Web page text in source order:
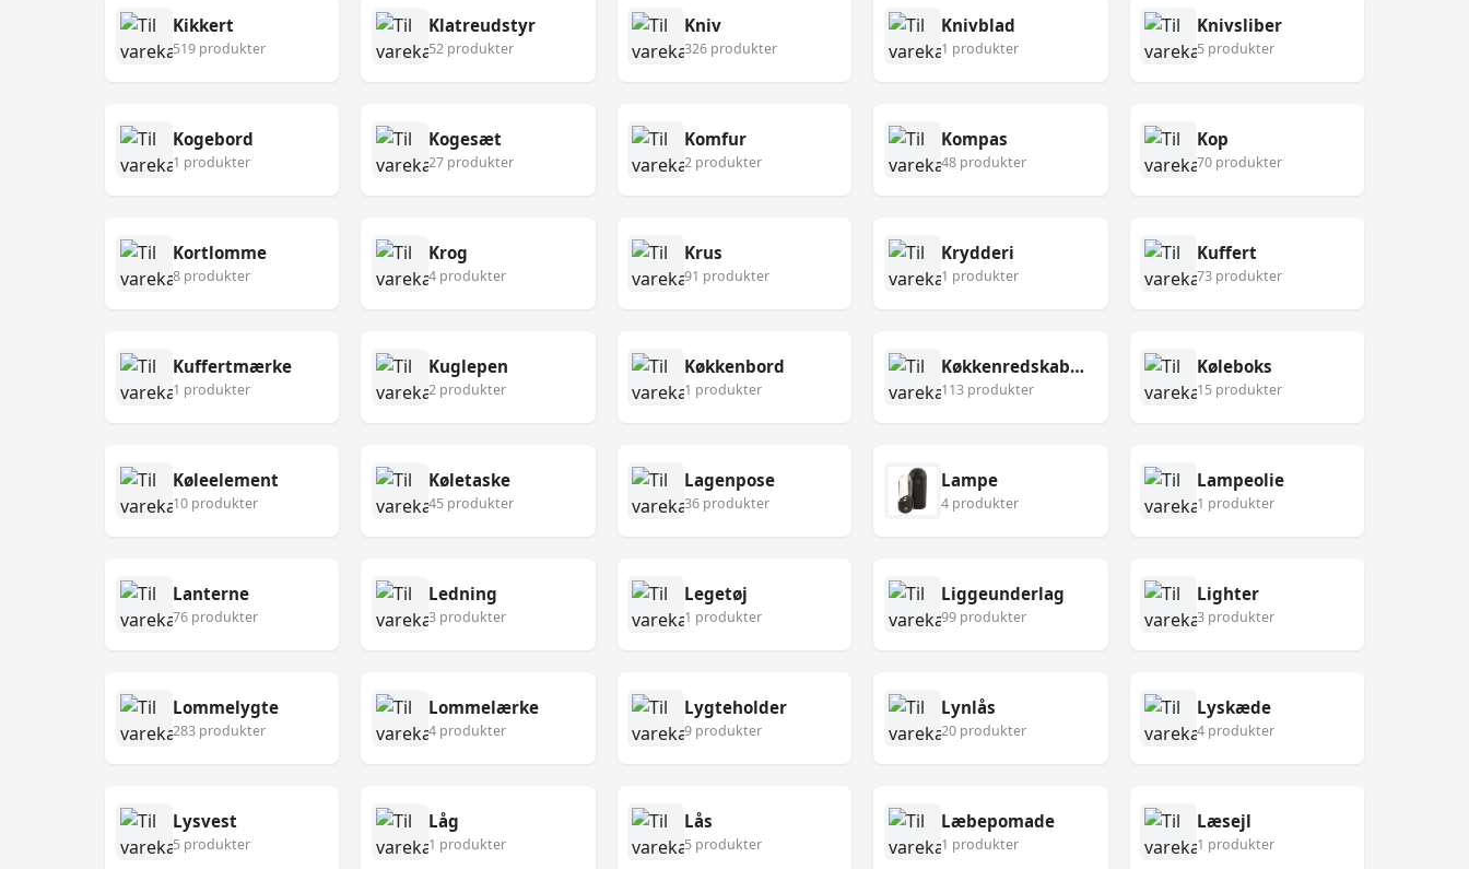
Kikkert
519 produkter
Klatreudstyr
52 produkter
Kniv
326 produkter
Knivblad
1 produkter
Knivsliber
5 produkter
Kogebord
1 produkter
Kogesæt
27 produkter
Komfur
2 produkter
Kompas
48 produkter
Kop
70 produkter
Kortlomme
8 produkter
Krog
4 produkter
Krus
91 produkter
Krydderi
1 produkter
Kuffert
73 produkter
Kuffertmærke
1 produkter
Kuglepen
2 produkter
Køkkenbord
1 produkter
Køkkenredskaber
113 produkter
Køleboks
15 produkter
Køleelement
10 produkter
Køletaske
45 produkter
Lagenpose
36 produkter
Lampe
4 produkter
Lampeolie
1 produkter
Lanterne
76 produkter
Ledning
3 produkter
Legetøj
1 produkter
Liggeunderlag
99 produkter
Lighter
3 produkter
Lommelygte
283 produkter
Lommelærke
4 produkter
Lygteholder
9 produkter
Lynlås
20 produkter
Lyskæde
4 produkter
Lysvest
5 produkter
Låg
1 produkter
Lås
5 produkter
Læbepomade
1 produkter
Læsejl
1 produkter